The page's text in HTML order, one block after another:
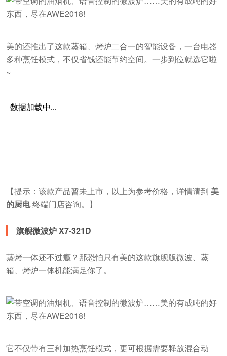
美的还推出了这款蒸箱、烤炉二合一的智能设备，一台电器
多种烹饪模式，不仅省钱还能节约空间。一步到位就选它啦
~
【提示：该款产品暂未上市，以上为参考价格，详情请到 美
的厨电终端门店咨询。】
旗舰微波炉 X7-321D
蒸烤一体还不过瘾？那恐怕只有美的这款旗舰版微波、蒸
箱、烤炉一体机能满足你了。
它不仅带有三种加热烹饪模式，更可根据需要释放混合动